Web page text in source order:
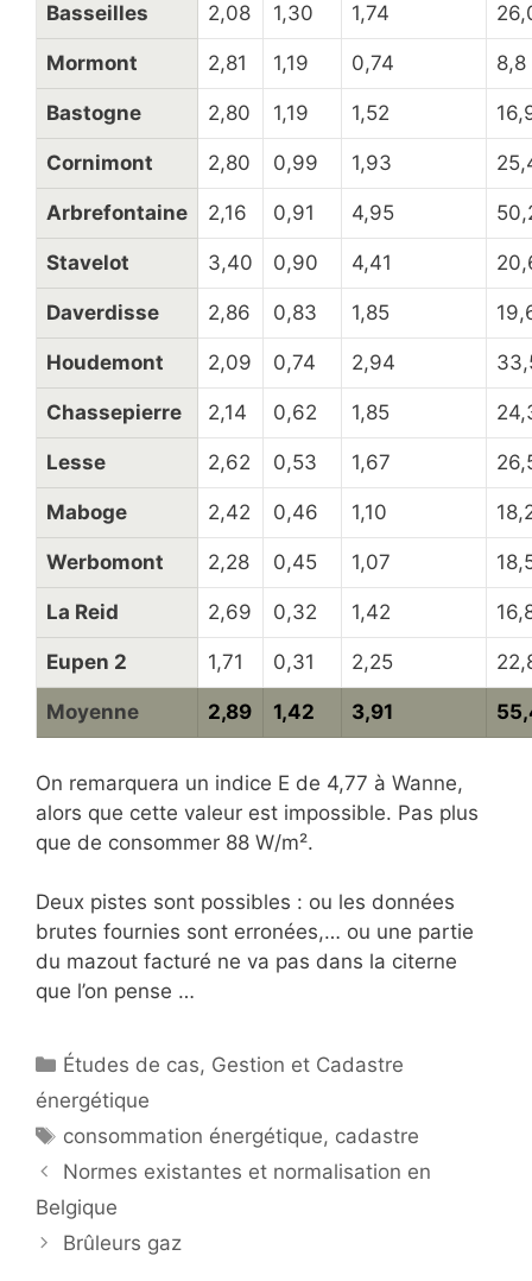
Basseilles 2,08 1,30 1,74
Mormont 2,81 1,19 0,74 8,8
Bastogne 2,80 1,19 1,52
Cornimont 2,80 0,99 1,93
Arbrefontaine 2,16 0,91 4,95
Stavelot 3,40 0,90 4,41
Daverdisse 2,86 0,83 1,85
Houdemont 2,09 0,74 2,94
Chassepierre 2,14 0,62 1,85
Lesse 2,62 0,53 1,67
Maboge 2,42 0,46 1,10
Werbomont 2,28 0,45 1,07
La Reid 2,69 0,32 1,42
Eupen 2 1,71 0,31 2,25
Moyenne 2,89 1,42 3,91
On remarquera un indice E de 4,77 à Wanne,
alors que cette valeur est impossible. Pas plus
que de consommer 88 W/m².
Deux pistes sont possibles : ou les données
brutes fournies sont erronées,… ou une partie
du mazout facturé ne va pas dans la citerne
que l’on pense …
Catégories
Études de cas, Gestion et Cadastre
énergétique
Étiquettes
consommation énergétique, cadastre
Normes existantes et normalisation en
Belgique
Brûleurs gaz